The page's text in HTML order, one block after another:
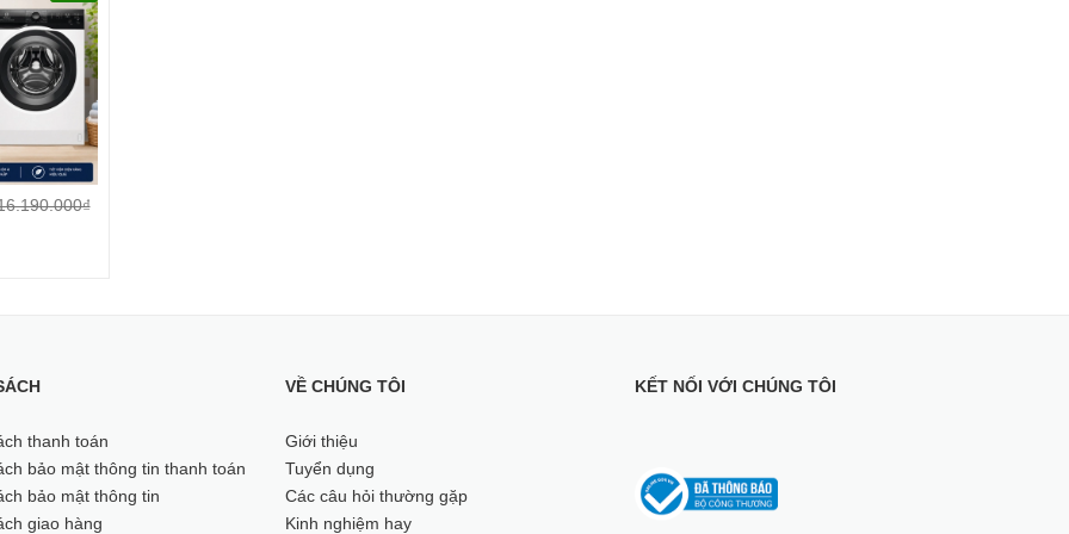
S20DG1BVT cho khách hàng tại TPHCM?
bị
Máy Quận 4
giặt 10 kg - sấy 7 kg NA-S20DG1BVT
nghệ trên máy giặt sấy Panasonic NA-
thanh toán
bảo mật thông tin thanh toán
bảo mật thông tin
giao hàng
VỀ CHÚNG TÔI
Giới thiệu
Tuyển dụng
Các câu hỏi thường gặp
Kinh nghiệm hay
KẾT NỐI VỚI CHÚNG TÔI